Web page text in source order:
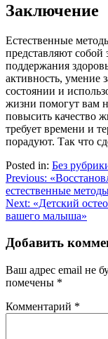
Заключение
Естественные
представляют
поддержания
активность, умение
состоянии и
жизни помогут вам
повысить качество
требует времени и
порадуют. Так что
Posted in: Без
Навигация
по
записям
Previous:
естественные
Next: «Детский
вашего малыша»
Добавить
Ваш адрес email не
помечены *
Комментарий *